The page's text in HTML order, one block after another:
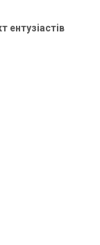
ентузіастів